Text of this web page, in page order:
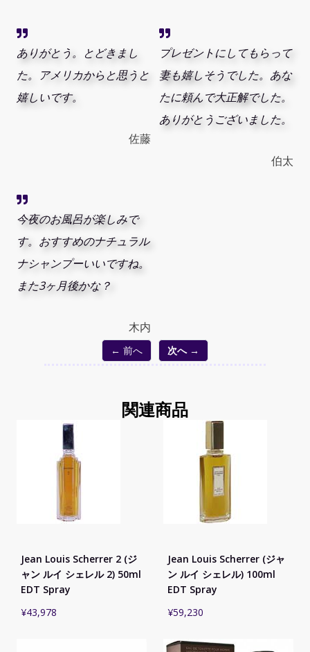
ありがとう。とどきまし
た。アメリカからと思うと
嬉しいです。
佐藤
プレゼントにしてもらって
妻も嬉しそうでした。あな
たに頼んで大正解でした。
ありがとうございました。
伯太
今夜のお風呂が楽しみで
す。おすすめのナチュラル
ナシャンプーいいですね。
また3ヶ月後かな？
木内
← 前へ 次へ →
関連商品
Jean Louis Scherrer 2 (ジ
ャン ルイ シェレル 2) 50ml
EDT Spray
¥43,978
Jean Louis Scherrer (ジャ
ン ルイ シェレル) 100ml
EDT Spray
¥59,230